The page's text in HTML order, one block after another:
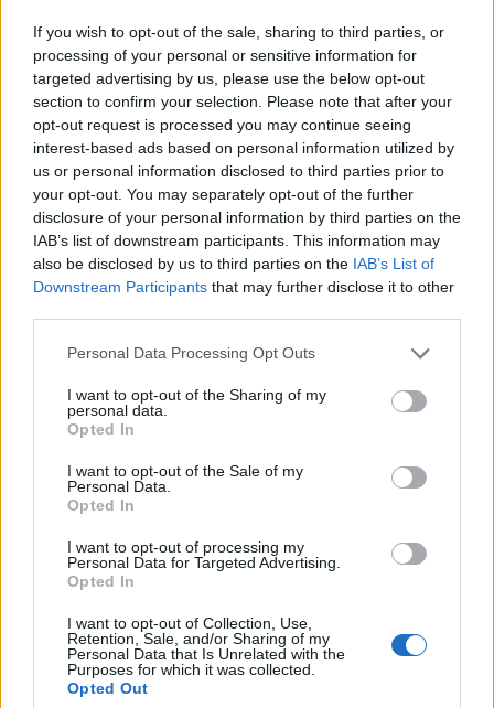
If you wish to opt-out of the sale, sharing to third parties, or
processing of your personal or sensitive information for
targeted advertising by us, please use the below opt-out
section to confirm your selection. Please note that after your
opt-out request is processed you may continue seeing
interest-based ads based on personal information utilized by
us or personal information disclosed to third parties prior to
your opt-out. You may separately opt-out of the further
disclosure of your personal information by third parties on the
IAB’s list of downstream participants. This information may
also be disclosed by us to third parties on the IAB’s List of
Downstream Participants that may further disclose it to other
Personal Data Processing Opt Outs
I want to opt-out of the Sharing of my
personal data.
Opted In
I want to opt-out of the Sale of my
Personal Data.
Opted In
I want to opt-out of processing my
Personal Data for Targeted Advertising.
Opted In
I want to opt-out of Collection, Use,
Retention, Sale, and/or Sharing of my
Personal Data that Is Unrelated with the
Purposes for which it was collected.
Opted Out
Hasznos
Impresszum
Szerzői jogok
Adatvédelmi tájékoztató
Cookie-kezelési tájékoztató
Hozzászólási szabályzat
Nyomtatott lapjaink archívuma
Székely Hírmondó archívuma
Sütibeállítások
Médiatér
Liget
Krónika
Bihari Napló